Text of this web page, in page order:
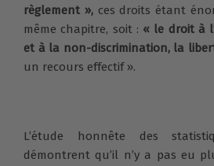
règlement », ces droits étant
même chapitre, soit : « le droit à
et à la non-discrimination, la
un recours effectif ».
L’étude honnête des
démontrent qu’il n’y a pas eu